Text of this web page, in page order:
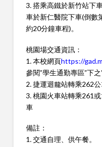
3. 搭乘高鐵於新竹站下
車於新仁醫院下車(倒數
約20分鐘車程)。
桃園場交通資訊：
1. 本校網頁https://
參閱”學生通勤專區”下
2. 捷運迴龍站轉乘262
3. 桃園火車站轉乘261
車
備註：
1. 交通自理、供午餐。